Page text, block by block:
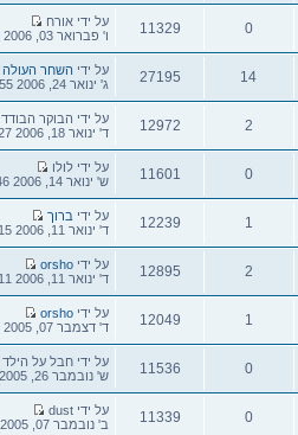
תגובות
צפיות
0
תגובות
11329
צפיות
הודעה
אחרונה
על ידי אורח
ו' פברואר 03, 2006 6:28 pm
14
תגובות
27195
צפיות
הודעה
אחרונה
על ידי השחר העולה
ג' ינואר 24, 2006 9:55 am
2
תגובות
12972
צפיות
הודעה
אחרונה
על ידי הבוקר הבודד
ד' ינואר 18, 2006 2:27 pm
0
תגובות
11601
צפיות
הודעה
אחרונה
על ידי לולו
ש' ינואר 14, 2006 4:46 pm
1
תגובות
12239
צפיות
הודעה
אחרונה
על ידי ברוך
ד' ינואר 11, 2006 7:15 pm
2
תגובות
12895
צפיות
הודעה
אחרונה
על ידיorsho
ד' ינואר 11, 2006 8:11 am
1
תגובות
12049
צפיות
הודעה
אחרונה
על ידיorsho
ד' דצמבר 07, 2005 5:56 pm
0
תגובות
11536
צפיות
הודעה
אחרונה
על ידי חבל על הילד
ש' נובמבר 26, 2005 8:22 pm
0
11339
הודעה
אחרונה
על ידי dust
ב' נובמבר 07, 2005 10:17 pm